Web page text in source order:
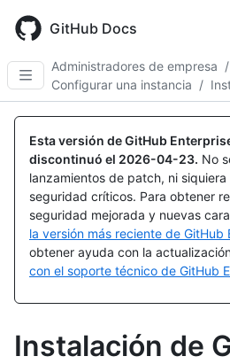
main
content
GitHub Docs
Administradores de empresa /
Configurar una instancia /
Esta versión de GitHub
discontinuó el 2026-04-23. No
lanzamientos de patch, ni
seguridad críticos. Para obtener
seguridad mejorada y nuevas
la versión más reciente de GitHub
obtener ayuda con la
con el soporte técnico de GitHub
Instalación de